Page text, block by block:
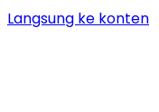
Langsung ke konten